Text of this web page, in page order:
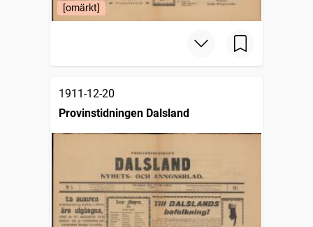
[omärkt]
1911-12-20
Provinstidningen Dalsland